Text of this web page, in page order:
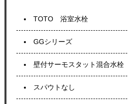
TOTO 浴室水栓
GGシリーズ
壁付サーモスタット混合水栓
スパウトなし